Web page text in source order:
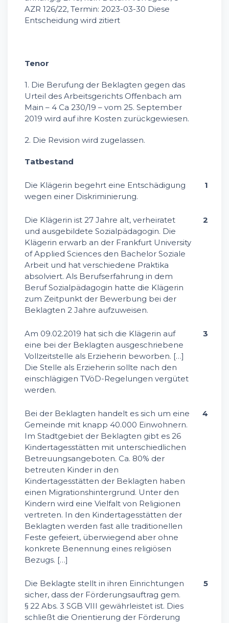
AZR 126/22, Termin: 2023-03-30 Diese
Entscheidung wird zitiert
Tenor
1. Die Berufung der Beklagten gegen das
Urteil des Arbeitsgerichts Offenbach am
Main – 4 Ca 230/19 – vom 25. September
2019 wird auf ihre Kosten zurückgewiesen.
2. Die Revision wird zugelassen.
Tatbestand
Die Klägerin begehrt eine Entschädigung
wegen einer Diskriminierung.
1
Die Klägerin ist 27 Jahre alt, verheiratet
und ausgebildete Sozialpädagogin. Die
Klägerin erwarb an der Frankfurt University
of Applied Sciences den Bachelor Soziale
Arbeit und hat verschiedene Praktika
absolviert. Als Berufserfahrung in dem
Beruf Sozialpädagogin hatte die Klägerin
zum Zeitpunkt der Bewerbung bei der
Beklagten 2 Jahre aufzuweisen.
2
Am 09.02.2019 hat sich die Klägerin auf
eine bei der Beklagten ausgeschriebene
Vollzeitstelle als Erzieherin beworben. […]
Die Stelle als Erzieherin sollte nach den
einschlägigen TVöD-Regelungen vergütet
werden.
3
Bei der Beklagten handelt es sich um eine
Gemeinde mit knapp 40.000 Einwohnern.
Im Stadtgebiet der Beklagten gibt es 26
Kindertagesstätten mit unterschiedlichen
Betreuungsangeboten. Ca. 80% der
betreuten Kinder in den
Kindertagesstätten der Beklagten haben
einen Migrationshintergrund. Unter den
Kindern wird eine Vielfalt von Religionen
vertreten. In den Kindertagesstätten der
Beklagten werden fast alle traditionellen
Feste gefeiert, überwiegend aber ohne
konkrete Benennung eines religiösen
Bezugs. […]
4
Die Beklagte stellt in ihren Einrichtungen
sicher, dass der Förderungsauftrag gem.
§ 22 Abs. 3 SGB VIII gewährleistet ist. Dies
schließt die Orientierung der Förderung
5